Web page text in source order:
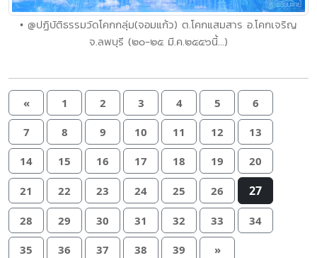
• @ปฏิบัติธรรมวัดโคกกลุ่ม(จอมแก้ว) ต.โคกแสมสาร อ.โคกเจริญ
จ.ลพบุรี (๒๐-๒๕ มี.ค.๒๕๕๖นี้...)
« 1 2 3 4 5 6
7 8 9 10 11 12 13
14 15 16 17 18 19 20
21 22 23 24 25 26 27
28 29 30 31 32 33 34
35 36 37 38 39 »